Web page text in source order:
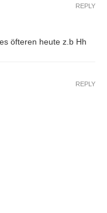
öfteren heute z.b Hh
REPLY
REPLY